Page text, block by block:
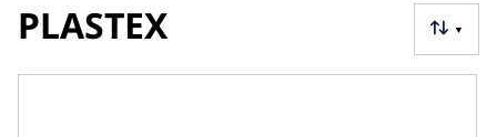
▼
PLASTEX